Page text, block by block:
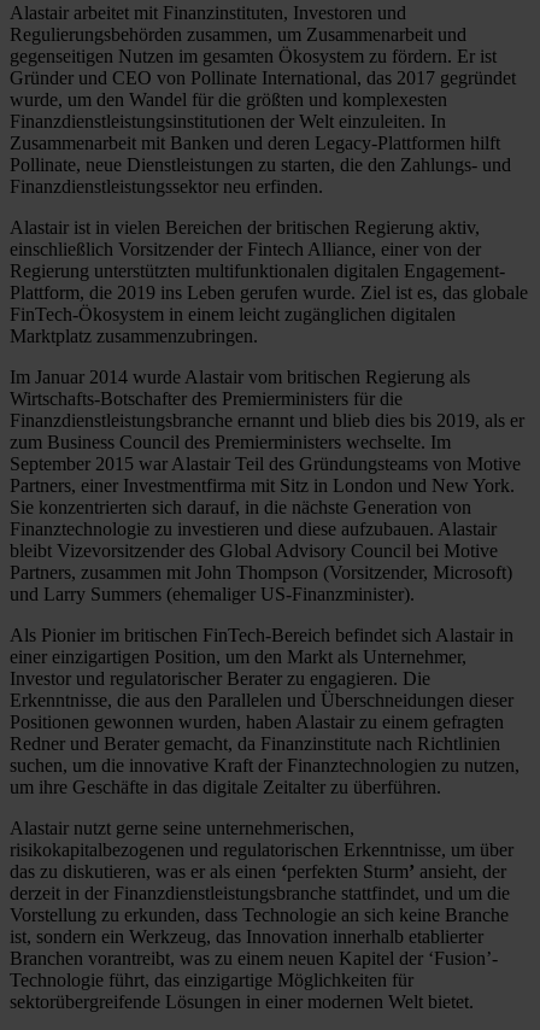
Alastair arbeitet mit Finanzinstituten, Investoren und
Regulierungsbehörden zusammen, um Zusammenarbeit und
gegenseitigen Nutzen im gesamten Ökosystem zu fördern. Er ist
Gründer und CEO von Pollinate International, das 2017 gegründet
wurde, um den Wandel für die größten und komplexesten
Finanzdienstleistungsinstitutionen der Welt einzuleiten. In
Zusammenarbeit mit Banken und deren Legacy-Plattformen hilft
Pollinate, neue Dienstleistungen zu starten, die den Zahlungs- und
Finanzdienstleistungssektor neu erfinden.
Alastair ist in vielen Bereichen der britischen Regierung aktiv,
einschließlich Vorsitzender der Fintech Alliance, einer von der
Regierung unterstützten multifunktionalen digitalen Engagement-
Plattform, die 2019 ins Leben gerufen wurde. Ziel ist es, das globale
FinTech-Ökosystem in einem leicht zugänglichen digitalen
Marktplatz zusammenzubringen.
Im Januar 2014 wurde Alastair vom britischen Regierung als
Wirtschafts-Botschafter des Premierministers für die
Finanzdienstleistungsbranche ernannt und blieb dies bis 2019, als er
zum Business Council des Premierministers wechselte. Im
September 2015 war Alastair Teil des Gründungsteams von Motive
Partners, einer Investmentfirma mit Sitz in London und New York.
Sie konzentrierten sich darauf, in die nächste Generation von
Finanztechnologie zu investieren und diese aufzubauen. Alastair
bleibt Vizevorsitzender des Global Advisory Council bei Motive
Partners, zusammen mit John Thompson (Vorsitzender, Microsoft)
und Larry Summers (ehemaliger US-Finanzminister).
Als Pionier im britischen FinTech-Bereich befindet sich Alastair in
einer einzigartigen Position, um den Markt als Unternehmer,
Investor und regulatorischer Berater zu engagieren. Die
Erkenntnisse, die aus den Parallelen und Überschneidungen dieser
Positionen gewonnen wurden, haben Alastair zu einem gefragten
Redner und Berater gemacht, da Finanzinstitute nach Richtlinien
suchen, um die innovative Kraft der Finanztechnologien zu nutzen,
um ihre Geschäfte in das digitale Zeitalter zu überführen.
Alastair nutzt gerne seine unternehmerischen,
risikokapitalbezogenen und regulatorischen Erkenntnisse, um über
das zu diskutieren, was er als einen ‘perfekten Sturm’ ansieht, der
derzeit in der Finanzdienstleistungsbranche stattfindet, und um die
Vorstellung zu erkunden, dass Technologie an sich keine Branche
ist, sondern ein Werkzeug, das Innovation innerhalb etablierter
Branchen vorantreibt, was zu einem neuen Kapitel der ‘Fusion’-
Technologie führt, das einzigartige Möglichkeiten für
sektorübergreifende Lösungen in einer modernen Welt bietet.